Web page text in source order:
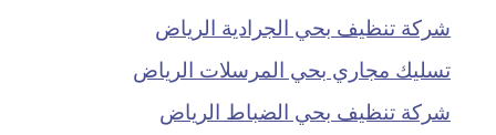
شركة تنظيف بحي الجرادية الرياض
تسليك مجاري بحي المرسلات الرياض
شركة تنظيف بحي الضباط الرياض